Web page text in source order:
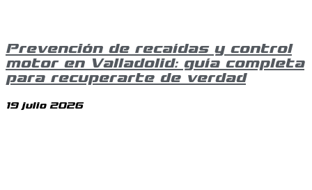
Prevención de recaídas y control
motor en Valladolid: guía completa
para recuperarte de verdad
19 julio 2026